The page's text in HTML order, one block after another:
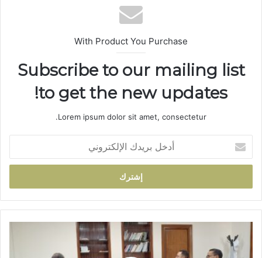
ب
With Product You Purchase
Subscribe to our mailing list
to get the new updates!
Lorem ipsum dolor sit amet, consectetur.
خ
ب
ر
اق